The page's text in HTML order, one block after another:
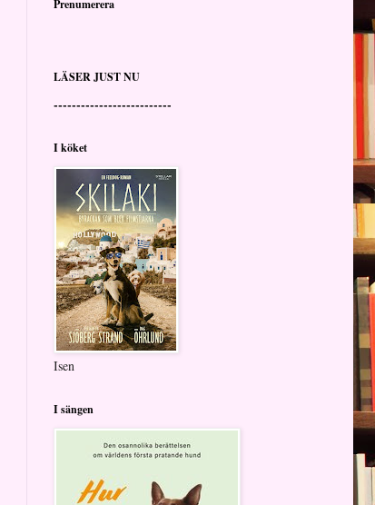
Prenumerera
LÄSER JUST NU
--------------------------
I köket
Isen
I sängen